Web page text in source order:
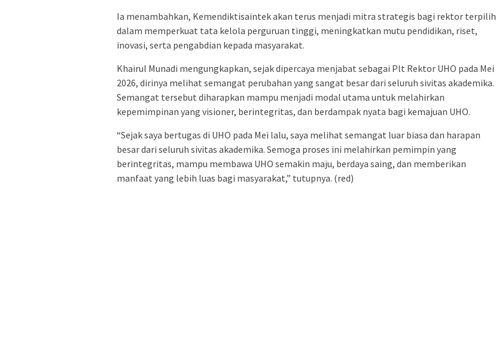
Ia menambahkan, Kemendiktisaintek akan terus menjadi mitra strategis bagi rektor terpilih
dalam memperkuat tata kelola perguruan tinggi, meningkatkan mutu pendidikan, riset,
inovasi, serta pengabdian kepada masyarakat.
Khairul Munadi mengungkapkan, sejak dipercaya menjabat sebagai Plt Rektor UHO pada Mei
2026, dirinya melihat semangat perubahan yang sangat besar dari seluruh sivitas akademika.
Semangat tersebut diharapkan mampu menjadi modal utama untuk melahirkan
kepemimpinan yang visioner, berintegritas, dan berdampak nyata bagi kemajuan UHO.
“Sejak saya bertugas di UHO pada Mei lalu, saya melihat semangat luar biasa dan harapan
besar dari seluruh sivitas akademika. Semoga proses ini melahirkan pemimpin yang
berintegritas, mampu membawa UHO semakin maju, berdaya saing, dan memberikan
manfaat yang lebih luas bagi masyarakat,” tutupnya. (red)